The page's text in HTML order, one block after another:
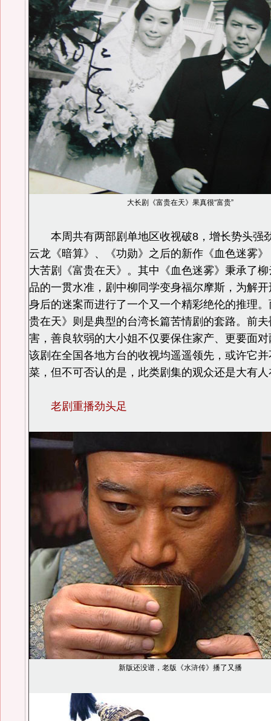
大长剧《富贵在天》果真很“富贵”
本周共有两部剧单地区收视破8，增长势头强
云龙《暗算》、《功勋》之后的新作《血色迷雾
大苦剧《富贵在天》。其中《血色迷雾》秉承了
品的一贯水准，剧中柳同学变身福尔摩斯，为解
身后的迷案而进行了一个又一个精彩绝伦的推理
贵在天》则是典型的台湾长篇苦情剧的套路。前
害，善良软弱的大小姐不仅要保住家产、更要面
该剧在全国各地方台的收视均遥遥领先，或许它
菜，但不可否认的是，此类剧集的观众还是大
老剧重播劲头足
新版还没谱，老版《水浒传》播了又播